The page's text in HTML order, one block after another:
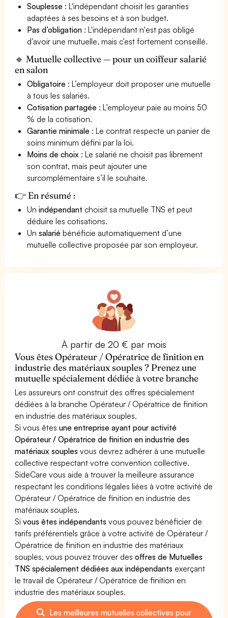
Souplesse : L'indépendant choisit les garanties
adaptées à ses besoins et à son budget.
Pas d’obligation : L'indépendant n'est pas obligé
d’avoir une mutuelle, mais c’est fortement conseillé.
🔹 Mutuelle collective — pour un coiffeur salarié
en salon
Obligatoire : L’employeur doit proposer une mutuelle
à tous les salariés.
Cotisation partagée : L’employeur paie au moins 50
% de la cotisation.
Garantie minimale : Le contrat respecte un panier de
soins minimum défini par la loi.
Moins de choix : Le salarié ne choisit pas librement
son contrat, mais peut ajouter une
surcomplémentaire s’il le souhaite.
👉 En résumé :
Unindépendant choisit sa mutuelle TNS et peut
déduire les cotisations.
Unsalarié bénéficie automatiquement d’une
mutuelle collective proposée par son employeur.
À partir de 20 € par mois
Vous êtes Opérateur / Opératrice de finition en
industrie des matériaux souples ? Prenez une
mutuelle spécialement dédiée à votre branche
Les assureurs ont construit des offres spécialement
dédiées à la branche Opérateur / Opératrice de finition
en industrie des matériaux souples.
Si vous êtesune entreprise ayant pour activité
Opérateur / Opératrice de finition en industrie des
matériaux souples vous devrez adhérer à une mutuelle
collective respectant votre convention collective.
SideCare vous aide à trouver la meilleure assurance
respectant les conditions légales liées à votre activité de
Opérateur / Opératrice de finition en industrie des
matériaux souples.
Sivous êtes indépendants vous pouvez bénéficier de
tarifs préférentiels grâce à votre activité de Opérateur /
Opératrice de finition en industrie des matériaux
souples, vous pouvez trouver desoffres de Mutuelles
TNS spécialement dédiées aux indépendants exerçant
le travail de Opérateur / Opératrice de finition en
industrie des matériaux souples.
Les meilleures mutuelles collectives pour